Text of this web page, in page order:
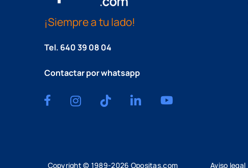
¡Siempre a tu lado!
Tel. 640 39 08 04
Contactar por whatsapp
Copyright © 1989-2026 Opositas.com Aviso legal